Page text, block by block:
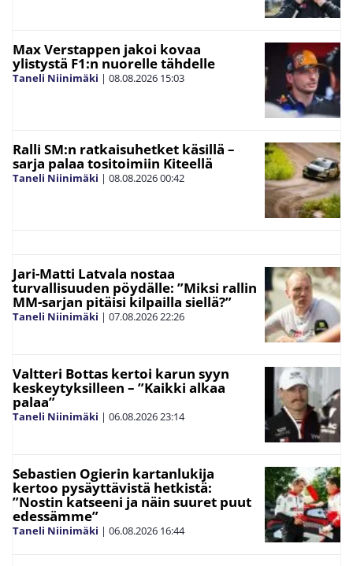
Max Verstappen jakoi kovaa
ylistystä F1:n nuorelle tähdelle
Taneli Niinimäki | 08.08.2026 15:03
Ralli SM:n ratkaisuhetket käsillä –
sarja palaa tositoimiin Kiteellä
Taneli Niinimäki | 08.08.202600:42
Jari-Matti Latvala nostaa
turvallisuuden pöydälle: ”Miksi rallin
MM-sarjan pitäisi kilpailla siellä?”
Taneli Niinimäki | 07.08.202622:26
Valtteri Bottas kertoi karun syyn
keskeytyksilleen – ”Kaikki alkaa
palaa”
Taneli Niinimäki | 06.08.202623:14
Sebastien Ogierin kartanlukija
kertoo pysäyttävistä hetkistä:
”Nostin katseeni ja näin suuret puut
edessämme”
Taneli Niinimäki | 06.08.2026 16:44